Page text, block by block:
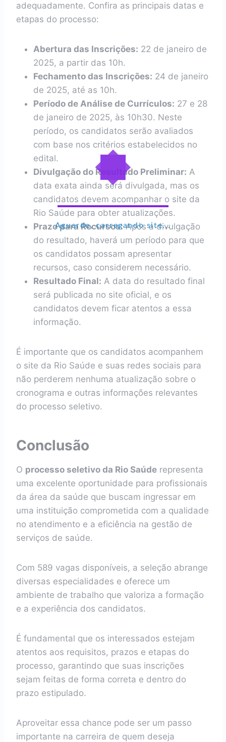
Aguarde, carregando site...
adequadamente. Confira as principais datas e
etapas do processo:
Abertura das Inscrições: 22 de janeiro de
2025, a partir das 10h.
Fechamento das Inscrições: 24 de janeiro
de 2025, até as 10h.
Período de Análise de Currículos: 27 e 28
de janeiro de 2025, às 10h30. Neste
período, os candidatos serão avaliados
com base nos critérios estabelecidos no
edital.
Divulgação do Resultado Preliminar: A
data exata ainda será divulgada, mas os
candidatos devem acompanhar o site da
Rio Saúde para obter atualizações.
Prazo para Recursos:Após a divulgação
do resultado, haverá um período para que
os candidatos possam apresentar
recursos, caso considerem necessário.
Resultado Final: A data do resultado final
será publicada no site oficial, e os
candidatos devem ficar atentos a essa
informação.
É importante que os candidatos acompanhem
o site da Rio Saúde e suas redes sociais para
não perderem nenhuma atualização sobre o
cronograma e outras informações relevantes
do processo seletivo.
Conclusão
O processo seletivo da Rio Saúde representa
uma excelente oportunidade para profissionais
da área da saúde que buscam ingressar em
uma instituição comprometida com a qualidade
no atendimento e a eficiência na gestão de
serviços de saúde.
Com 589 vagas disponíveis, a seleção abrange
diversas especialidades e oferece um
ambiente de trabalho que valoriza a formação
e a experiência dos candidatos.
É fundamental que os interessados estejam
atentos aos requisitos, prazos e etapas do
processo, garantindo que suas inscrições
sejam feitas de forma correta e dentro do
prazo estipulado.
Aproveitar essa chance pode ser um passo
importante na carreira de quem deseja